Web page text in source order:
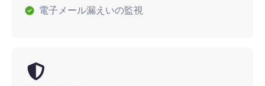
電子メール漏えいの監視